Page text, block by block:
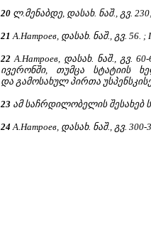
20 ლ.მენაბდე, დასახ. ნაშ., გვ.
21 А.Натроев, დასახ. ნაშ., გვ. 56. ;
22 А.Натроев, დასახ. ნაშ., გვ.
ივერონში, თუმცა სტატიის
და გამოსახულ პირთა
23 ამ საჩრდილობელის შესახებ
24 А.Натроев, დასახ. ნაშ., გვ. 300-